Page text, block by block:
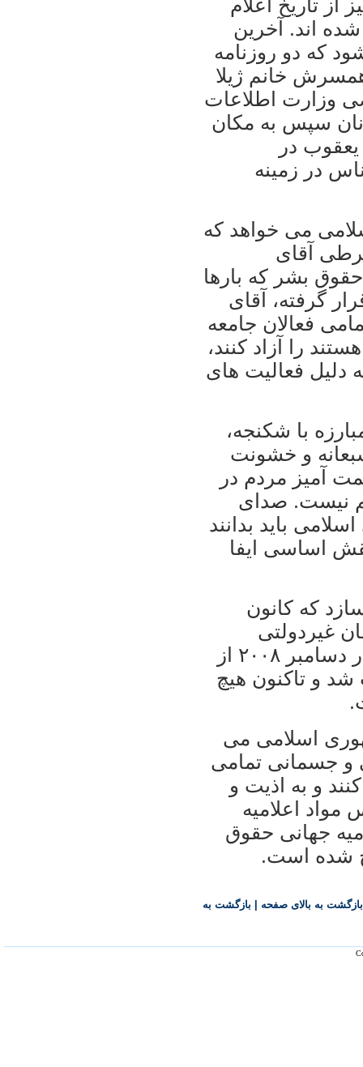
می برند و ۲۳ نفر نيز از تاريخ اعلام
اند. آخرين
۲۰ ژوئن می شود که دو روزنامه
خانم ژيلا
وزارت اطلاعات
سپس به مکان
يعقوب در
در زمينه
می خواهد که
آقای
بشر که بارها
گرفته، آقای
فعالان جامعه
را آزاد کنند،
دليل فعاليت های
با شکنجه،
و خشونت
آميز مردم در
نيست. صدای
بايد بدانند
اساسی ايفا
که کانون
غيردولتی
مستقل در زمينه حقوق بشر در ايران، در دسامبر ۲۰۰۸ از
و تاکنون هيچ
اسلامی می
جسمانی تمامی
و به اذيت و
مواد اعلاميه
جهانی حقوق
شده است.
بازگشت به بالای صفحه بازگشت به